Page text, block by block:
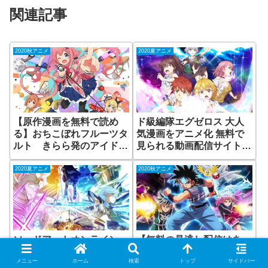
関連記事
2020秋アニメ
【原作漫画を無料で読め
る】おちこぼれフルーツタ
ルト きらら発のアイドル
漫画をアニメ化！
2020夏アニメ
ド級編隊エグゼロス 大人
気漫画をアニメ化 無料で
見られる動画配信サイトは
ある？放送はいつから？放
送局は？
2020夏アニメ
ソードアートオンライン
アリシゼーション War of
Underworld まとめて見ら
2020秋アニメ
【無料の見逃し配信はあ
る？】 ダイの大冒険 30年
以上経っても人気の漫画を
メニュー ホーム 検索 トップ サイドバー